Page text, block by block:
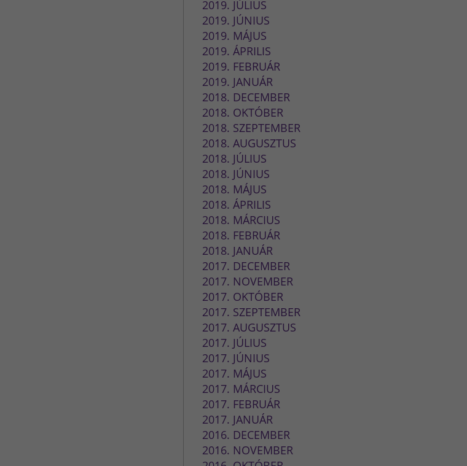
2019. JÚLIUS
2019. JÚNIUS
2019. MÁJUS
2019. ÁPRILIS
2019. FEBRUÁR
2019. JANUÁR
2018. DECEMBER
2018. OKTÓBER
2018. SZEPTEMBER
2018. AUGUSZTUS
2018. JÚLIUS
2018. JÚNIUS
2018. MÁJUS
2018. ÁPRILIS
2018. MÁRCIUS
2018. FEBRUÁR
2018. JANUÁR
2017. DECEMBER
2017. NOVEMBER
2017. OKTÓBER
2017. SZEPTEMBER
2017. AUGUSZTUS
2017. JÚLIUS
2017. JÚNIUS
2017. MÁJUS
2017. MÁRCIUS
2017. FEBRUÁR
2017. JANUÁR
2016. DECEMBER
2016. NOVEMBER